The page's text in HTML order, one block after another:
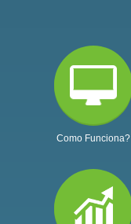
Como Funciona?